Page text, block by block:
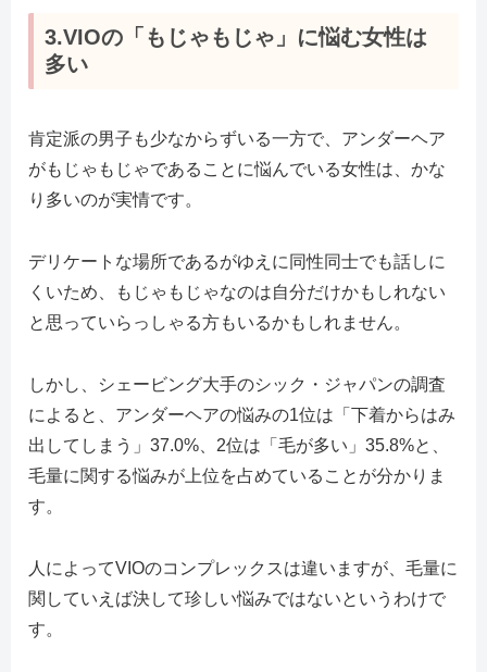
3.VIOの「もじゃもじゃ」に悩む女性は
多い
肯定派の男子も少なからずいる一方で、アンダーヘア
がもじゃもじゃであることに悩んでいる女性は、かな
り多いのが実情です。
デリケートな場所であるがゆえに同性同士でも話しに
くいため、もじゃもじゃなのは自分だけかもしれない
と思っていらっしゃる方もいるかもしれません。
しかし、シェービング大手のシック・ジャパンの調査
によると、アンダーヘアの悩みの1位は「下着からはみ
出してしまう」37.0%、2位は「毛が多い」35.8%と、
毛量に関する悩みが上位を占めていることが分かりま
す。
人によってVIOのコンプレックスは違いますが、毛量に
関していえば決して珍しい悩みではないというわけで
す。